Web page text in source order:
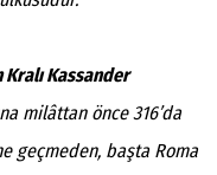
Kassander
milâttan önce 316’da
geçmeden, başta Roma